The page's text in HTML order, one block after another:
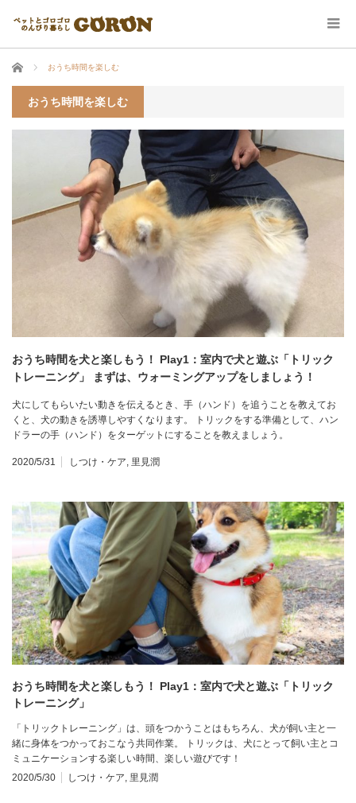
ホーム おうち時間を楽しむ
おうち時間を楽しむ
おうち時間を犬と楽しもう！ Play1：室内で犬と遊ぶ「トリック
トレーニング」 まずは、ウォーミングアップをしましょう！
犬にしてもらいたい動きを伝えるとき、手（ハンド）を追うことを教えてお
くと、犬の動きを誘導しやすくなります。 トリックをする準備として、ハン
ドラーの手（ハンド）をターゲットにすることを教えましょう。
2020/5/31 しつけ・ケア, 里見潤
おうち時間を犬と楽しもう！ Play1：室内で犬と遊ぶ「トリック
トレーニング」
「トリックトレーニング」は、頭をつかうことはもちろん、犬が飼い主と一
緒に身体をつかっておこなう共同作業。 トリックは、犬にとって飼い主とコ
ミュニケーションする楽しい時間、楽しい遊びです！
2020/5/30
しつけ・ケア, 里見潤